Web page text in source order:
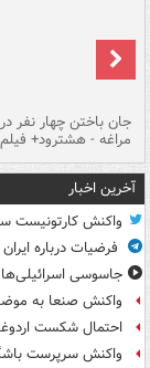
جان باختن چهار نفر
مراغه - هشترود+ فیلم
آخرین اخبار
واکنش کارتونیست
فرضیات درباره
جاسوسی اسرائیلی‌ها
واکنش صنعا به
احتمال شکست
واکنش سرپرست